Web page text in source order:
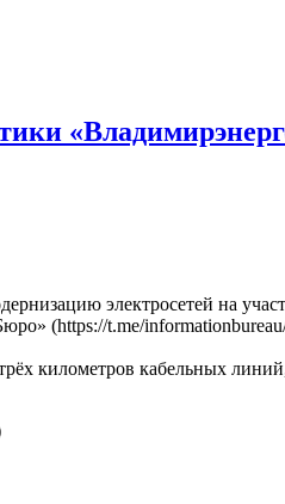
электросетей на
(https://t.me/
километров кабельных